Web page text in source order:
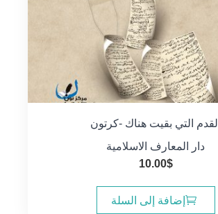
القدم التي بقيت هناك -كرتون
دار المعارف الاسلامية
10.00$
إضافة إلى السلة